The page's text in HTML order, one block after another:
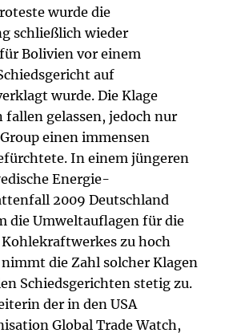
wurde die
schließlich wieder
Bolivien vor einem
auf
wurde. Die Klage
fallen gelassen, jedoch nur
einen immensen
In einem jüngeren
Energie-
2009 Deutschland
die Umweltauflagen für die
zu hoch
die Zahl solcher Klagen
Schiedsgerichten stetig zu.
der in den USA
Global Trade Watch,